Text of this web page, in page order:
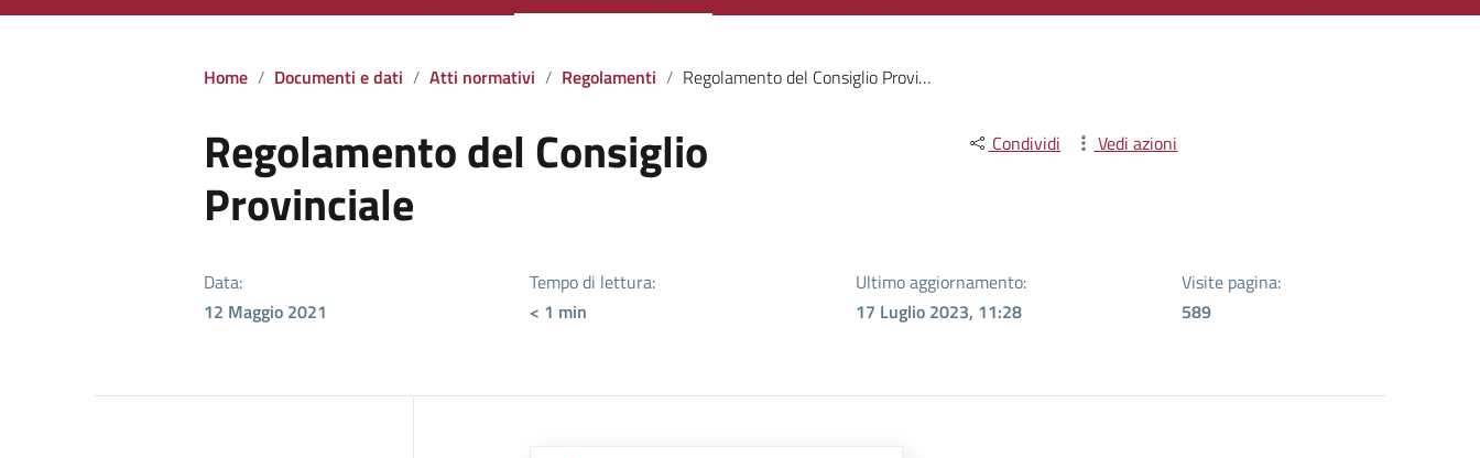
Home Documenti e dati Atti normativi Regolamenti Regolamento del Consiglio Provinciale
Regolamento del Consiglio
Provinciale
Condividi Vedi azioni
Data:
12 Maggio 2021
Tempo di lettura:
< 1 min
Ultimo aggiornamento:
17 Luglio 2023, 11:28
Visite pagina:
589